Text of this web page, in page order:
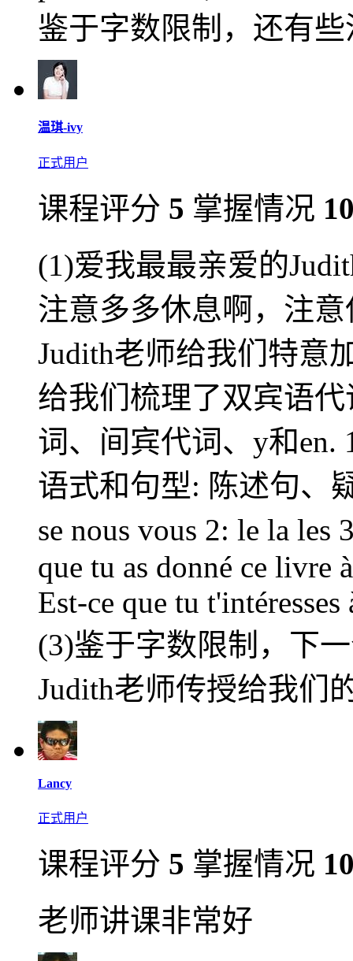
鉴于字数限制，还有
温琪-ivy
正式用户
课程评分 5 掌握情况
(1)爱我最最亲爱的
注意多多休息啊，注
Judith老师给我们特意
给我们梳理了双宾语
词、间宾代词、y和en.
语式和句型: 陈述句、
se nous vous 2: le la
que tu as donné ce livre
Est-ce que tu
(3)鉴于字数限制，下
Judith老师传授给我们
Lancy
正式用户
课程评分 5 掌握情况
老师讲课非常好